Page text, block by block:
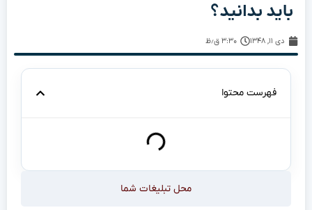
باید بدانید؟
دی ۱۱, ۱۳۴۸ ۳:۳۰ ق٫ظ
فهرست محتوا
محل تبلیغات شما